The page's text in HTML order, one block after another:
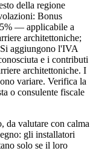
della regione
Bonus
— applicabile a
architettoniche;
aggiungono l'IVA
e i contributi
architettoniche. I
variare. Verifica la
o consulente fiscale
da valutare con calma
gli installatori
solo se il loro